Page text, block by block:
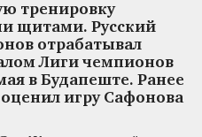
тренировку
щитами. Русский
отрабатывал
Лиги чемпионов
в Будапеште. Ранее
игру Сафонова